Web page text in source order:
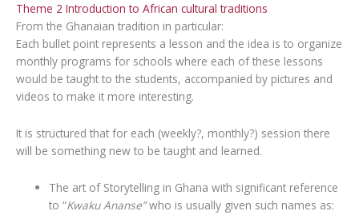
Theme 2 Introduction to African cultural traditions
From the Ghanaian tradition in particular:
Each bullet point represents a lesson and the idea is to organize
monthly programs for schools where each of these lessons
would be taught to the students, accompanied by pictures and
videos to make it more interesting.
It is structured that for each (weekly?, monthly?) session there
will be something new to be taught and learned.
The art of Storytelling in Ghana with significant reference
to “Kwaku Ananse”who is usually given such names as: